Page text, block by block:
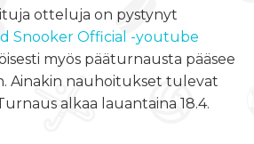
otteluja on pystynyt
Snooker Official -youtube
myös pääturnausta pääsee
Ainakin nauhoitukset tulevat
alkaa lauantaina 18.4.